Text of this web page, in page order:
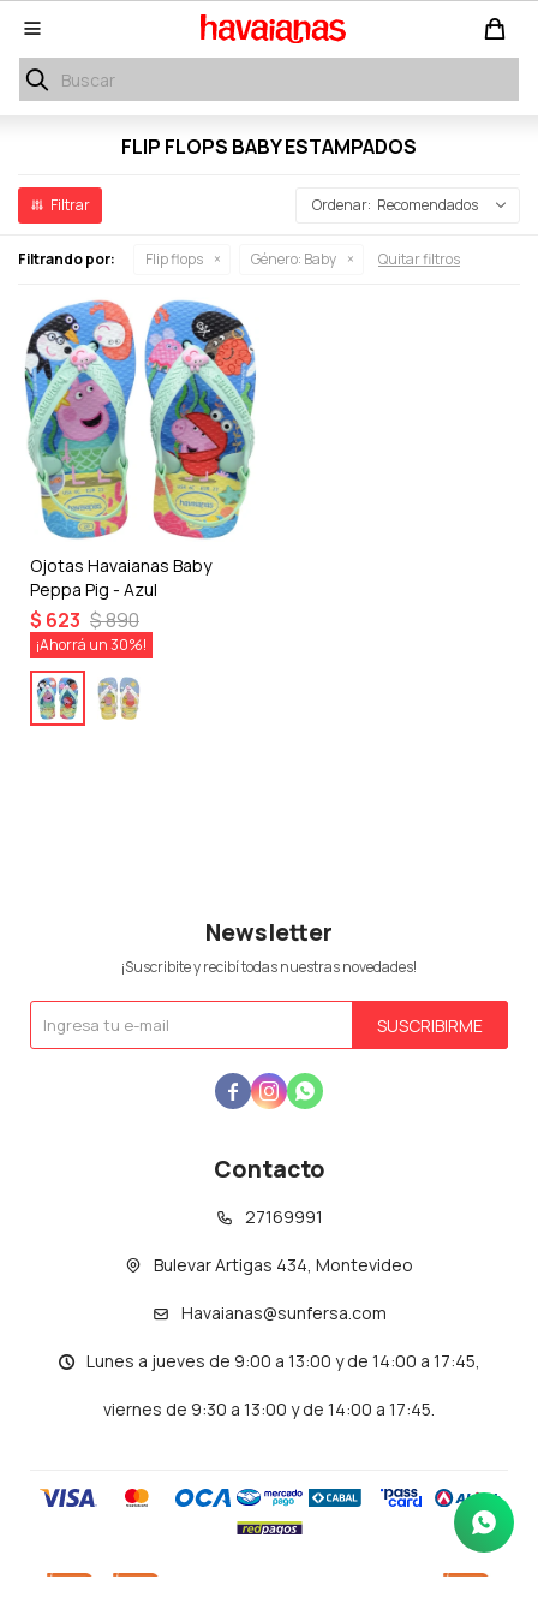

FLIP FLOPS BABY ESTAMPADOS
Recomendados
Filtrando por: Flip flops Género: Baby Quitar filtros
Ojotas Havaianas Baby
Peppa Pig - Azul
$ 623 $890
30
Contacto
27169991
Bulevar Artigas 434, Montevideo
Havaianas@sunfersa.com
Lunes a jueves de 9:00 a 13:00 y de 14:00 a 17:45,
viernes de 9:30 a 13:00 y de 14:00 a 17:45.
Newsletter
¡Suscribite y recibí todas nuestras novedades!
SUSCRIBIRME
  